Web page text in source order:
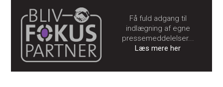
Få fuld adgang til
indlægning af egne
pressemeddelelser...
Læs mere her